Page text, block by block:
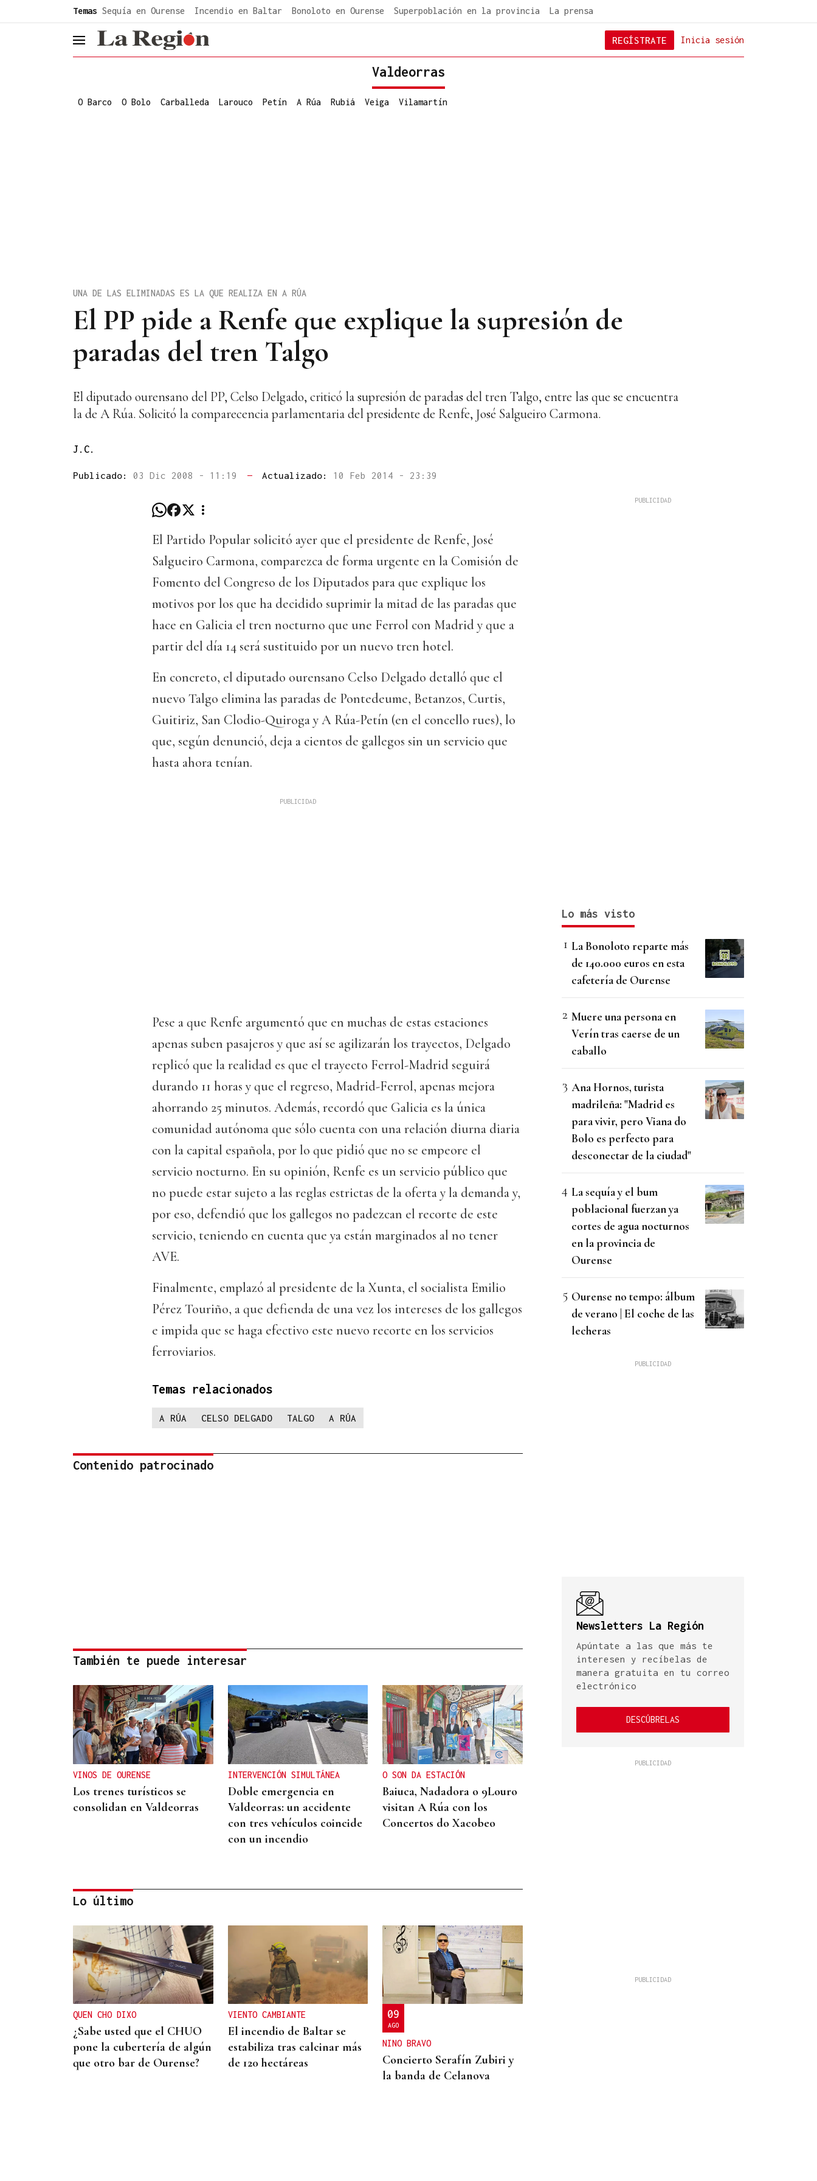
Temas Sequía en Ourense Incendio en Baltar Bonoloto en Ourense Superpoblación en la provincia La prensa
header.menu.open Inicia sesión
REGÍSTRATE
Valdeorras
O Barco O Bolo Carballeda Larouco Petín A Rúa Rubiá Veiga Vilamartín
El PP pide a Renfe que explique la supresión de
paradas del tren Talgo
UNA DE LAS ELIMINADAS ES LA QUE REALIZA EN A RÚA
El diputado ourensano del PP, Celso Delgado, criticó la supresión de paradas del tren Talgo, entre las que se encuentra
la de A Rúa. Solicitó la comparecencia parlamentaria del presidente de Renfe, José Salgueiro Carmona.
J.C.
Publicado: 03 Dic 2008 - 11:19 — Actualizado: 10 Feb 2014 - 23:39
El Partido Popular solicitó ayer que el presidente de Renfe, José
Salgueiro Carmona, comparezca de forma urgente en la Comisión de
Fomento del Congreso de los Diputados para que explique los
motivos por los que ha decidido suprimir la mitad de las paradas que
hace en Galicia el tren nocturno que une Ferrol con Madrid y que a
partir del día 14 será sustituido por un nuevo tren hotel.
En concreto, el diputado ourensano Celso Delgado detalló que el
nuevo Talgo elimina las paradas de Pontedeume, Betanzos, Curtis,
Guitiriz, San Clodio-Quiroga y A Rúa-Petín (en el concello rues), lo
que, según denunció, deja a cientos de gallegos sin un servicio que
hasta ahora tenían.
Pese a que Renfe argumentó que en muchas de estas estaciones
apenas suben pasajeros y que así se agilizarán los trayectos, Delgado
replicó que la realidad es que el trayecto Ferrol-Madrid seguirá
durando 11 horas y que el regreso, Madrid-Ferrol, apenas mejora
ahorrando 25 minutos. Además, recordó que Galicia es la única
comunidad autónoma que sólo cuenta con una relación diurna diaria
con la capital española, por lo que pidió que no se empeore el
servicio nocturno. En su opinión, Renfe es un servicio público que
no puede estar sujeto a las reglas estrictas de la oferta y la demanda y,
por eso, defendió que los gallegos no padezcan el recorte de este
servicio, teniendo en cuenta que ya están marginados al no tener
AVE.
Finalmente, emplazó al presidente de la Xunta, el socialista Emilio
Pérez Touriño, a que defienda de una vez los intereses de los gallegos
e impida que se haga efectivo este nuevo recorte en los servicios
ferroviarios.
Temas relacionados
A RÚA CELSO DELGADO TALGO A RÚA
Contenido patrocinado
También te puede interesar
VINOS DE OURENSE
Los trenes turísticos se
consolidan en Valdeorras
INTERVENCIÓN SIMULTÁNEA
Doble emergencia en
Valdeorras: un accidente
con tres vehículos coincide
con un incendio
O SON DA ESTACIÓN
Baiuca, Nadadora o 9Louro
visitan A Rúa con los
Concertos do Xacobeo
ASOCIACIONES EMPRESARIALES
La Asociación Empresarial
de Valdeorras busca
continuar con la línea
actual de promoción
Lo último
QUEN CHO DIXO
¿Sabe usted que el CHUO
pone la cubertería de algún
que otro bar de Ourense?
VIENTO CAMBIANTE
El incendio de Baltar se
estabiliza tras calcinar más
de 120 hectáreas
09
AGO
NINO BRAVO
Concierto Serafín Zubiri y
la banda de Celanova
Lo más visto
La Bonoloto reparte más
de 140.000 euros en esta
cafetería de Ourense
Muere una persona en
Verín tras caerse de un
caballo
Ana Hornos, turista
madrileña: "Madrid es
para vivir, pero Viana do
Bolo es perfecto para
desconectar de la ciudad"
La sequía y el bum
poblacional fuerzan ya
cortes de agua nocturnos
en la provincia de
Ourense
Ourense no tempo: álbum
de verano | El coche de las
lecheras
Newsletters La Región
Apúntate a las que más te
interesen y recíbelas de
manera gratuita en tu correo
electrónico
DESCÚBRELAS